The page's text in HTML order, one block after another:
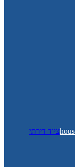
ציוד דירתי